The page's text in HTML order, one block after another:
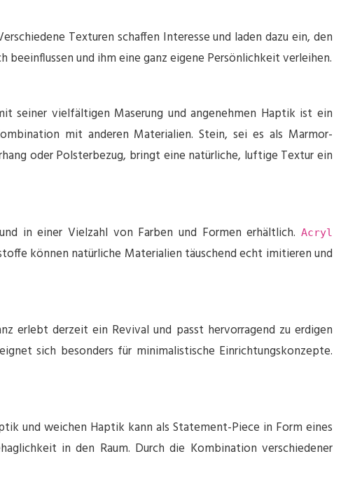
Texturen schaffen Interesse und laden dazu ein, den
beeinflussen und ihm eine ganz eigene Persönlichkeit verleihen.
seiner vielfältigen Maserung und angenehmen Haptik ist ein
mit anderen Materialien. Stein, sei es als Marmor-
oder Polsterbezug, bringt eine natürliche, luftige Textur ein
in einer Vielzahl von Farben und Formen erhältlich. Acryl
können natürliche Materialien täuschend echt imitieren und
erlebt derzeit ein Revival und passt hervorragend zu erdigen
sich besonders für minimalistische Einrichtungskonzepte.
und weichen Haptik kann als Statement-Piece in Form eines
in den Raum. Durch die Kombination verschiedener